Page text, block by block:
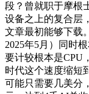
段？曾就职于摩根
设备之上的复合层
文章最初能够下载
2025年5月）同时
要计较根本是CPU
时代这个速度缩短
可能只需要几美分